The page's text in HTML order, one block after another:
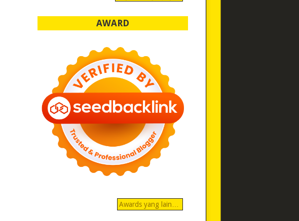
AWARD
Awards yang lain…